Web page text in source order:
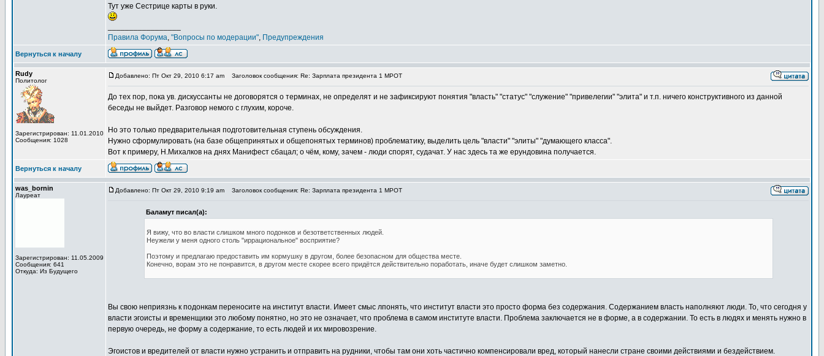
Тут уже Сестрице карты в руки.
Правила Форума, "Вопросы по модерации", Предупреждения
Вернуться к началу
Rudy
Политолог
Зарегистрирован: 11.01.2010
Сообщения: 1028
Добавлено: Пт Окт 29, 2010 6:17 am Заголовок сообщения: Re: Зарплата президента 1 МРОТ
До тех пор, пока ув. дискуссанты не договорятся о терминах, не определят и не зафиксируют понятия "власть" "статус" "служение" "привелегии" "элита" и т.п. ничего конструктивного из данной
беседы не выйдет. Разговор немого с глухим, короче.
Но это только предварительная подготовительная ступень обсуждения.
Нужно сформулировать (на базе общепринятых и общепонятых терминов) проблематику, выделить цель "власти" "элиты" "думающего класса".
Вот к примеру, Н.Михалков на днях Манифест сбацал; о чём, кому, зачем - люди спорят, судачат. У нас здесь та же ерундовина получается.
Вернуться к началу
was_bornin
Лауреат
Зарегистрирован: 11.05.2009
Сообщения: 641
Откуда: Из Будущего
Добавлено: Пт Окт 29, 2010 9:19 am Заголовок сообщения: Re: Зарплата президента 1 МРОТ
Баламут писал(а):
Я вижу, что во власти слишком много подонков и безответственных людей.
Неужели у меня одного столь "иррациональное" восприятие?
Поэтому и предлагаю предоставить им кормушку в другом, более безопасном для общества месте.
Конечно, ворам это не понравится, в другом месте скорее всего придётся действительно поработать, иначе будет слишком заметно.
Вы свою неприязнь к подонкам переносите на институт власти. Имеет смыс лпонять, что институт власти это просто форма без содержания. Содержанием власть наполняют люди. То, что сегодня у
власти эгоисты и временщики это любому понятно, но это не означает, что проблема в самом институте власти. Проблема заключается не в форме, а в содержании. То есть в людях и менять нужно в
первую очередь, не форму а содержание, то есть людей и их мировозрение.
Эгоистов и вредителей от власти нужно устранить и отправить на рудники, чтобы там они хоть частично компенсировали вред, который нанесли стране своими действиями и бездействием.